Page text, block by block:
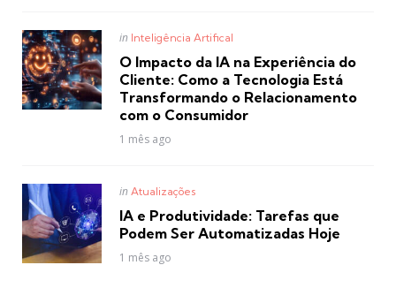
Posted
in Inteligência Artifical
O Impacto da IA na Experiência do
Cliente: Como a Tecnologia Está
Transformando o Relacionamento
com o Consumidor
1 mês ago
Posted
in Atualizações
IA e Produtividade: Tarefas que
Podem Ser Automatizadas Hoje
1 mês ago